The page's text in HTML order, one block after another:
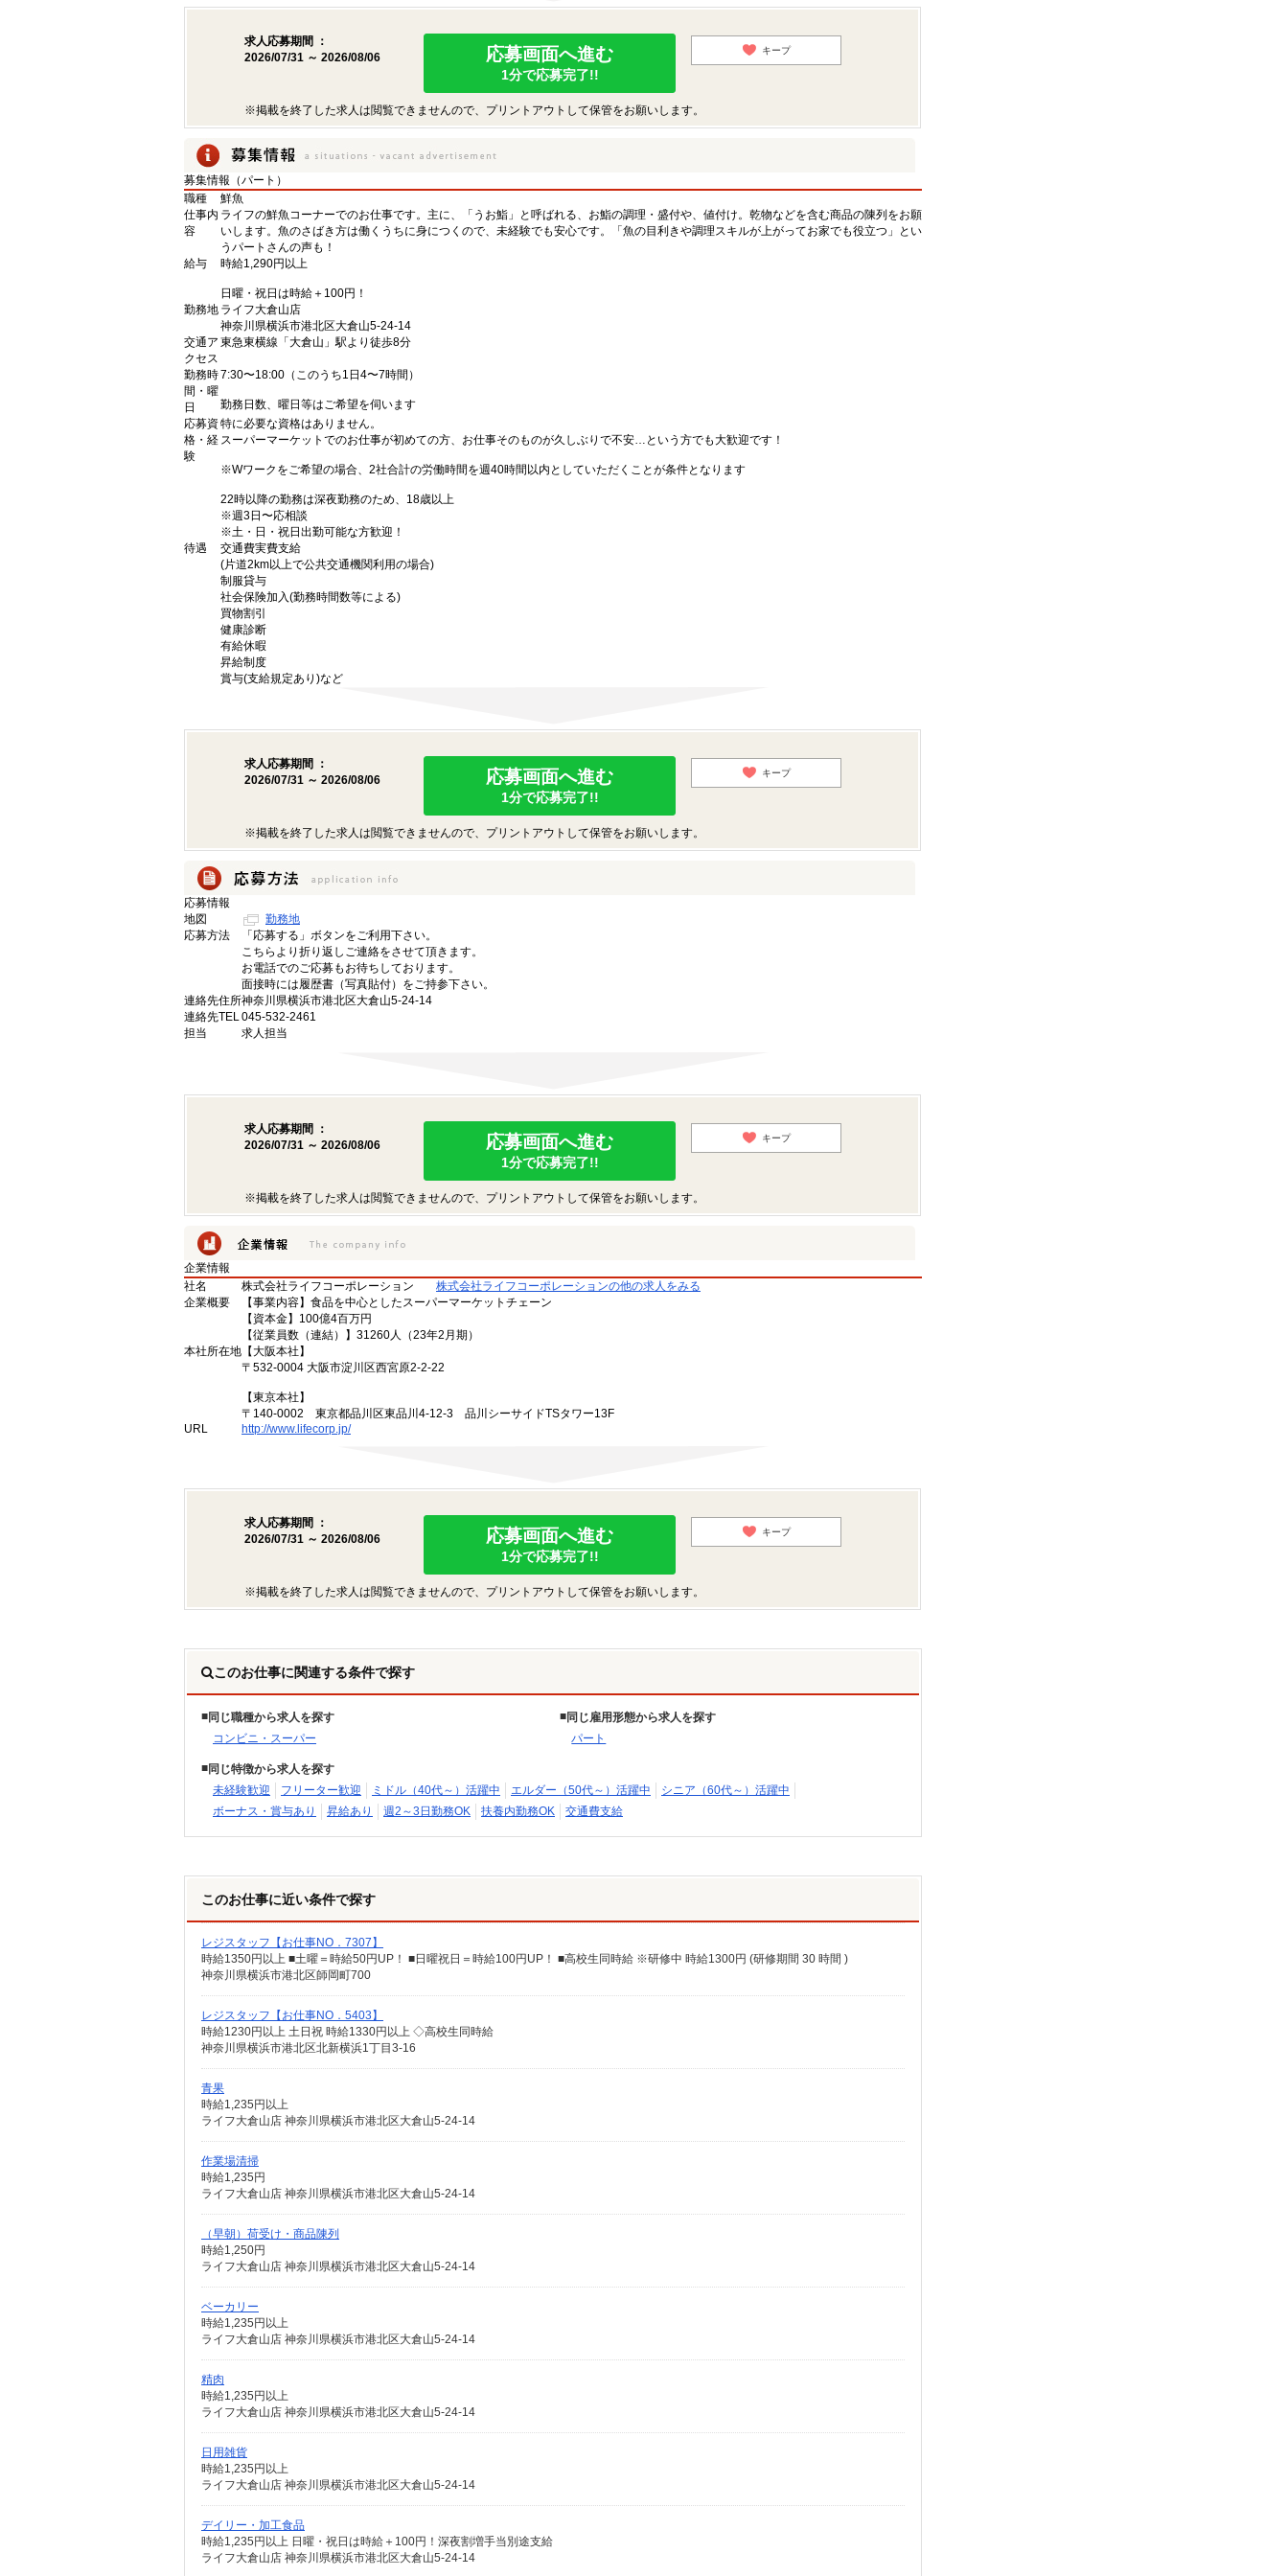
求人応募期間 ：
2026/07/31 ～ 2026/08/06
応募画面へ進む
1分で応募完了!!
キープ
※掲載を終了した求人は閲覧できませんので、プリントアウトして保管をお願いします。
募集情報（パート）
職種
鮮魚
仕事内
容
ライフの鮮魚コーナーでのお仕事です。主に、「うお鮨」と呼ばれる、お鮨の調理・盛付や、値付け。乾物などを含む商品の陳列をお願
いします。魚のさばき方は働くうちに身につくので、未経験でも安心です。「魚の目利きや調理スキルが上がってお家でも役立つ」とい
うパートさんの声も！
給与
時給1,290円以上
日曜・祝日は時給＋100円！
勤務地 ライフ大倉山店
神奈川県横浜市港北区大倉山5-24-14
交通ア
クセス
東急東横線「大倉山」駅より徒歩8分
勤務時
間・曜
日
7:30〜18:00（このうち1日4〜7時間）
勤務日数、曜日等はご希望を伺います
応募資
格・経
験
特に必要な資格はありません。
スーパーマーケットでのお仕事が初めての方、お仕事そのものが久しぶりで不安…という方でも大歓迎です！
※Wワークをご希望の場合、2社合計の労働時間を週40時間以内としていただくことが条件となります
22時以降の勤務は深夜勤務のため、18歳以上
※週3日〜応相談
※土・日・祝日出勤可能な方歓迎！
待遇
交通費実費支給
(片道2km以上で公共交通機関利用の場合)
制服貸与
社会保険加入(勤務時間数等による)
買物割引
健康診断
有給休暇
昇給制度
賞与(支給規定あり)など
求人応募期間 ：
2026/07/31 ～ 2026/08/06
応募画面へ進む
1分で応募完了!!
キープ
※掲載を終了した求人は閲覧できませんので、プリントアウトして保管をお願いします。
応募情報
地図
勤務地
応募方法
「応募する」ボタンをご利用下さい。
こちらより折り返しご連絡をさせて頂きます。
お電話でのご応募もお待ちしております。
面接時には履歴書（写真貼付）をご持参下さい。
連絡先住所神奈川県横浜市港北区大倉山5-24-14
連絡先TEL045-532-2461
担当
求人担当
求人応募期間 ：
2026/07/31 ～ 2026/08/06
応募画面へ進む
1分で応募完了!!
キープ
※掲載を終了した求人は閲覧できませんので、プリントアウトして保管をお願いします。
企業情報
社名
株式会社ライフコーポレーション
株式会社ライフコーポレーションの他の求人をみる
企業概要
【事業内容】食品を中心としたスーパーマーケットチェーン
【資本金】100億4百万円
【従業員数（連結）】31260人（23年2月期）
本社所在地 【大阪本社】
〒532-0004 大阪市淀川区西宮原2-2-22
【東京本社】
〒140-0002 東京都品川区東品川4-12-3 品川シーサイドTSタワー13F
URL
http://www.lifecorp.jp/
求人応募期間 ：
2026/07/31 ～ 2026/08/06
応募画面へ進む
1分で応募完了!!
キープ
※掲載を終了した求人は閲覧できませんので、プリントアウトして保管をお願いします。
このお仕事に関連する条件で探す
同じ職種から求人を探す
コンビニ・スーパー
同じ雇用形態から求人を探す
パート
同じ特徴から求人を探す
未経験歓迎
フリーター歓迎 ミドル（40代～）活躍中 エルダー（50代～）活躍中
シニア（60代～）活躍中
ボーナス・賞与あり
昇給あり 週2～3日勤務OK 扶養内勤務OK 交通費支給
このお仕事に近い条件で探す
レジスタッフ【お仕事NO．7307】
時給1350円以上 ■土曜＝時給50円UP！ ■日曜祝日＝時給100円UP！ ■高校生同時給 ※研修中 時給1300円 (研修期間 30 時間 )
神奈川県横浜市港北区師岡町700
レジスタッフ【お仕事NO．5403】
時給1230円以上 土日祝 時給1330円以上 ◇高校生同時給
神奈川県横浜市港北区北新横浜1丁目3-16
青果
時給1,235円以上
ライフ大倉山店 神奈川県横浜市港北区大倉山5-24-14
作業場清掃
時給1,235円
ライフ大倉山店 神奈川県横浜市港北区大倉山5-24-14
（早朝）荷受け・商品陳列
時給1,250円
ライフ大倉山店 神奈川県横浜市港北区大倉山5-24-14
ベーカリー
時給1,235円以上
ライフ大倉山店 神奈川県横浜市港北区大倉山5-24-14
精肉
時給1,235円以上
ライフ大倉山店 神奈川県横浜市港北区大倉山5-24-14
日用雑貨
時給1,235円以上
ライフ大倉山店 神奈川県横浜市港北区大倉山5-24-14
デイリー・加工食品
時給1,235円以上 日曜・祝日は時給＋100円！深夜割増手当別途支給
ライフ大倉山店 神奈川県横浜市港北区大倉山5-24-14